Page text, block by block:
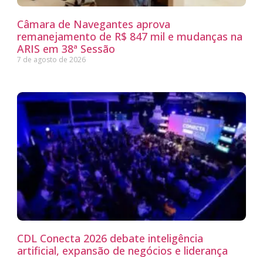
Câmara de Navegantes aprova
remanejamento de R$ 847 mil e mudanças na
ARIS em 38ª Sessão
7 de agosto de 2026
CDL Conecta 2026 debate inteligência
artificial, expansão de negócios e liderança